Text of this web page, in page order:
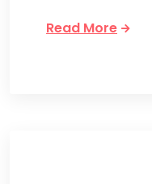
Read More